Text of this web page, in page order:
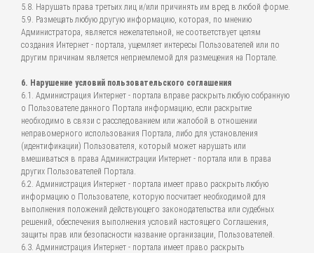
5.8. Нарушать права третьих лиц и/или причинять им вред в любой форме.
5.9. Размещать любую другую информацию, которая, по мнению
Администратора, является нежелательной, не соответствует целям
создания Интернет - портала, ущемляет интересы Пользователей или по
другим причинам является неприемлемой для размещения на Портале.
6. Нарушение условий пользовательского соглашения
6.1. Администрация Интернет - портала вправе раскрыть любую собранную
о Пользователе данного Портала информацию, если раскрытие
необходимо в связи с расследованием или жалобой в отношении
неправомерного использования Портала, либо для установления
(идентификации) Пользователя, который может нарушать или
вмешиваться в права Администрации Интернет - портала или в права
других Пользователей Портала.
6.2. Администрация Интернет - портала имеет право раскрыть любую
информацию о Пользователе, которую посчитает необходимой для
выполнения положений действующего законодательства или судебных
решений, обеспечения выполнения условий настоящего Соглашения,
защиты прав или безопасности название организации, Пользователей.
6.3. Администрация Интернет - портала имеет право раскрыть